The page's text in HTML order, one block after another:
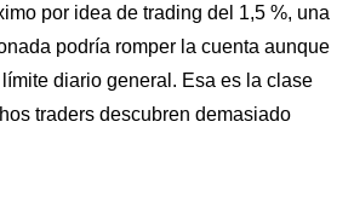
por idea de trading del 1,5 %, una
podría romper la cuenta aunque
diario general. Esa es la clase
traders descubren demasiado